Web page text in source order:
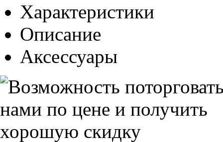
Характеристики
Описание
Аксессуары